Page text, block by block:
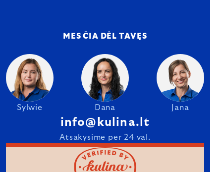
MES ČIA DĖL TAVĘS
Sylwie Dana Jana
info@kulina.lt
Atsakysime per 24 val.